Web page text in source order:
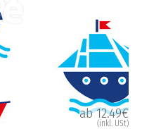
ab 12.49€
(inkl. USt)